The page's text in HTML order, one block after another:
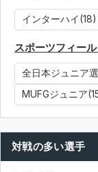
インターハイ(18)
スポーツフィー
全日本ジュニア
MUFGジュニア
対戦の多い選手